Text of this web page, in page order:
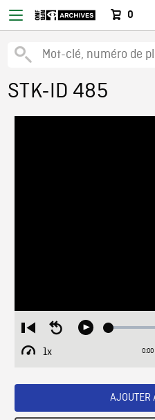
0
STK-ID 485
Restart
from
beginning
Seek
Play Loaded:
1x
Playback
0:00
AJOUTER